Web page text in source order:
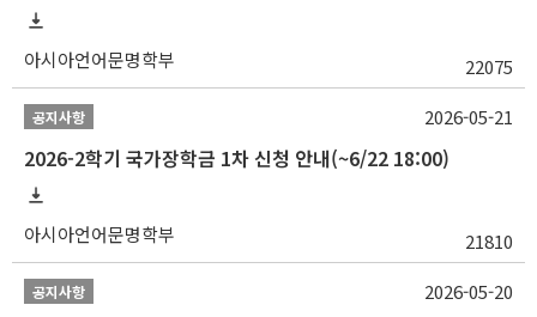
아시아언어문명학부 22075
공지사항
2026-2학기 국가장학금 1차 신청 안내(~6/22 18:00)
아시아언어문명학부 21810
2026-05-21
공지사항 2026-05-20